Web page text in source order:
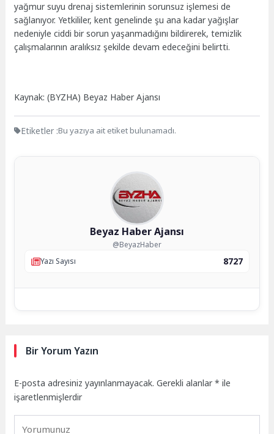
yağmur suyu drenaj sistemlerinin sorunsuz işlemesi de
sağlanıyor. Yetkililer, kent genelinde şu ana kadar yağışlar
nedeniyle ciddi bir sorun yaşanmadığını bildirerek, temizlik
çalışmalarının aralıksız şekilde devam edeceğini belirtti.
Kaynak: (BYZHA) Beyaz Haber Ajansı
Etiketler :Bu yazıya ait etiket bulunamadı.
Beyaz Haber Ajansı
@BeyazHaber
Yazı Sayısı
8727
Bir Yorum Yazın
E-posta adresiniz yayınlanmayacak. Gerekli alanlar* ile
işaretlenmişlerdir